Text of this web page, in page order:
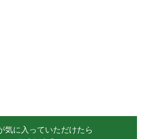
気に入っていただけたら